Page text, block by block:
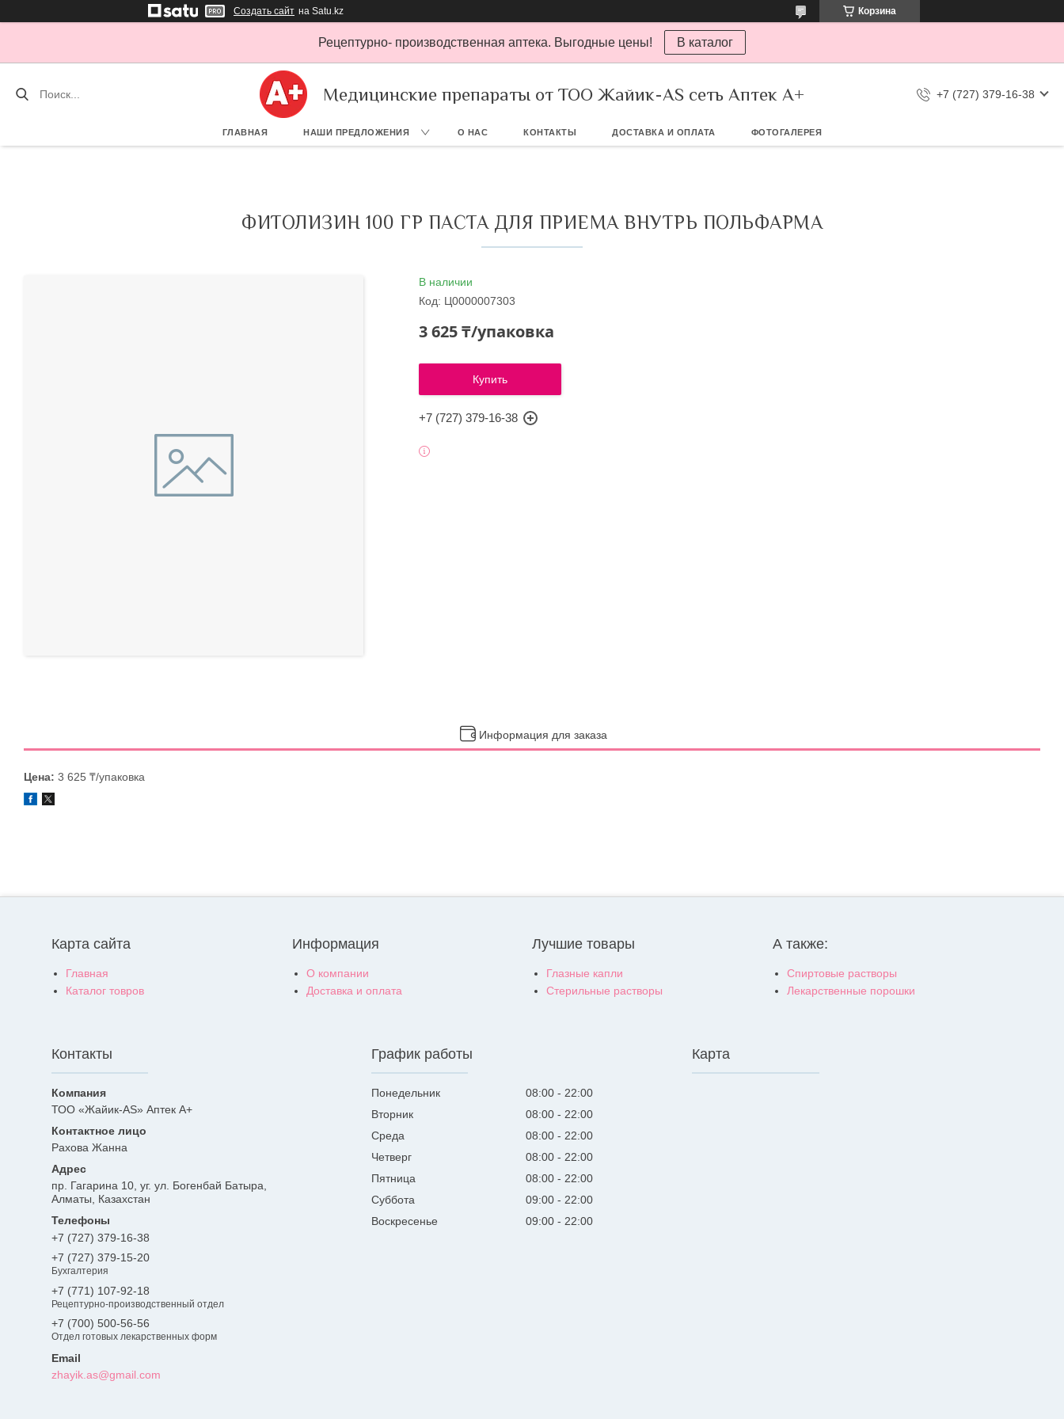
Создать сайт на Satu.kz Корзина
Рецептурно- производственная аптека. Выгодные цены! В каталог
Медицинские препараты от ТОО Жайик-AS сеть Аптек А+ +7 (727) 379-16-38
ГЛАВНАЯ НАШИ ПРЕДЛОЖЕНИЯ О НАС КОНТАКТЫ ДОСТАВКА И ОПЛАТА ФОТОГАЛЕРЕЯ
ФИТОЛИЗИН 100 ГР ПАСТА ДЛЯ ПРИЕМА ВНУТРЬ ПОЛЬФАРМА
В наличии
Код: Ц0000007303
3 625 ₸/упаковка
Купить
+7 (727) 379-16-38
Информация для заказа
Цена: 3 625 ₸/упаковка
Карта сайта
Главная
Каталог товров
Информация
О компании
Доставка и оплата
Лучшие товары
Глазные капли
Стерильные растворы
А также:
Спиртовые растворы
Лекарственные порошки
Контакты
ТОО «Жайик-AS» Аптек А+
Рахова Жанна
пр. Гагарина 10, уг. ул. Богенбай Батыра,
Алматы, Казахстан
+7 (727) 379-16-38
+7 (727) 379-15-20
Бухгалтерия
+7 (771) 107-92-18
Рецептурно-производственный отдел
+7 (700) 500-56-56
Отдел готовых лекарственных форм
zhayik.as@gmail.com
График работы
Понедельник 08:00
22:00
Вторник
08:00
22:00
Среда
08:00
22:00
Четверг
08:00
22:00
Пятница
08:00
22:00
Суббота
09:00
22:00
Воскресенье
09:00 22:00
Карта